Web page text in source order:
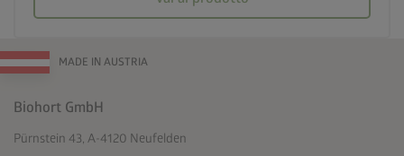
MADE IN AUSTRIA
Biohort GmbH
Pürnstein 43, A-4120 Neufelden